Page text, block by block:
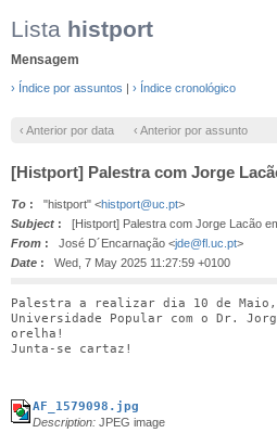
Lista histport
Mensagem
› Índice por assuntos | › Índice cronológico
‹ Anterior por data ‹ Anterior por assunto
[Histport] Palestra com Jorge
To : "histport" <histport@uc.pt>
Subject : [Histport] Palestra com Jorge Lacão
From : José D´Encarnação <jde@fl.uc.pt>
Date : Wed, 7 May 2025 11:27:59 +0100
Palestra a realizar dia 10 de
Universidade Popular com o Dr.
orelha!
Junta-se cartaz!
AF_1579098.jpg
Description: JPEG image